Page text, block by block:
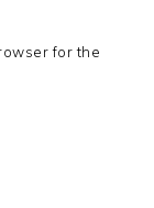
for the